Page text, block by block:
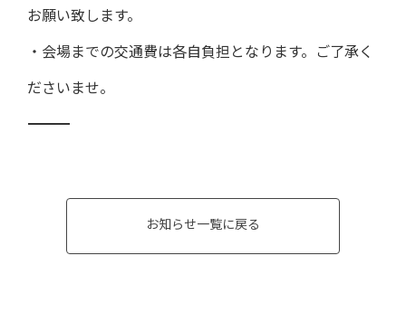
お願い致します。
・会場までの交通費は各自負担となります。ご了承く
ださいませ。
―――――――――――――――――――――――――――――――――――
お知らせ一覧に戻る